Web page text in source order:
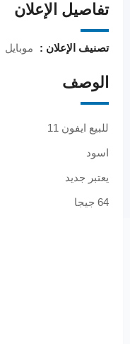
تفاصيل الإعلان
تصنيف الإعلان : موبايل
الوصف
للبيع ايفون 11
اسود
يعتبر جديد
64 جيجا